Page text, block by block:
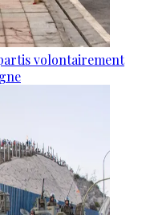
volontairement